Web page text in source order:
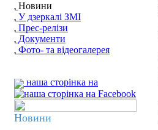
Новини
У дзеркалі ЗМІ
Прес-релізи
Документи
Фото- та відеогалерея
наша сторінка на
Новини